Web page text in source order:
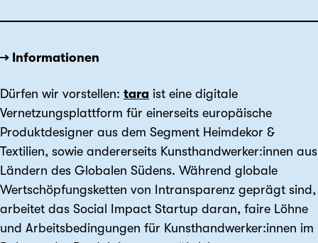
→ Informationen
Dürfen wir vorstellen: tara ist eine digitale
Vernetzungsplattform für einerseits europäische
Produktdesigner aus dem Segment Heimdekor &
Textilien, sowie andererseits Kunsthandwerker:innen aus
Ländern des Globalen Südens. Während globale
Wertschöpfungsketten von Intransparenz geprägt sind,
arbeitet das Social Impact Startup daran, faire Löhne
und Arbeitsbedingungen für Kunsthandwerker:innen im